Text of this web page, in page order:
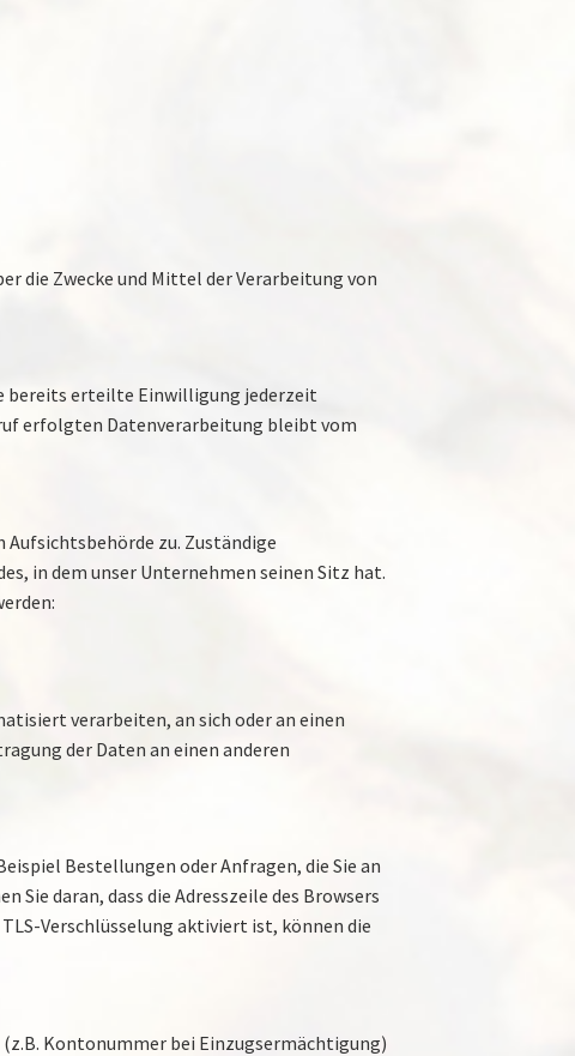
die Zwecke und Mittel der Verarbeitung von
bereits erteilte Einwilligung jederzeit
erfolgten Datenverarbeitung bleibt vom
zu. Zuständige
in dem unser Unternehmen seinen Sitz hat.
verarbeiten, an sich oder an einen
der Daten an einen anderen
Bestellungen oder Anfragen, die Sie an
Sie daran, dass die Adresszeile des Browsers
Verschlüsselung aktiviert ist, können die
Kontonummer bei Einzugsermächtigung)